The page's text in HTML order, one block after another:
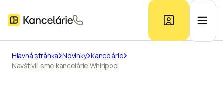
Hlavná stránka Novinky Kancelárie
Navštívili sme kancelárie Whirlpool